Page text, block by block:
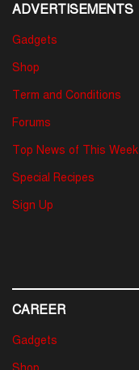
ADVERTISEMENTS
Gadgets
Shop
Term and Conditions
Forums
Top News of This Week
Special Recipes
Sign Up
CAREER
Gadgets